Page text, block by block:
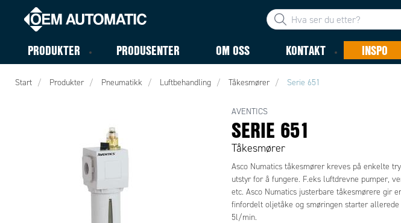
PRODUKTER PRODUSENTER OM OSS KONTAKT INSPO
Start Produkter Pneumatikk Luftbehandling Tåkesmører Serie 651
AVENTICS
SERIE 651
Tåkesmører
Asco Numatics tåkesmører kreves på enkelte
utstyr for å fungere. F.eks luftdrevne pumper,
etc. Asco Numatics justerbare tåkesmørere gir
finfordelt oljetåke og smøringen starter
5l/min.